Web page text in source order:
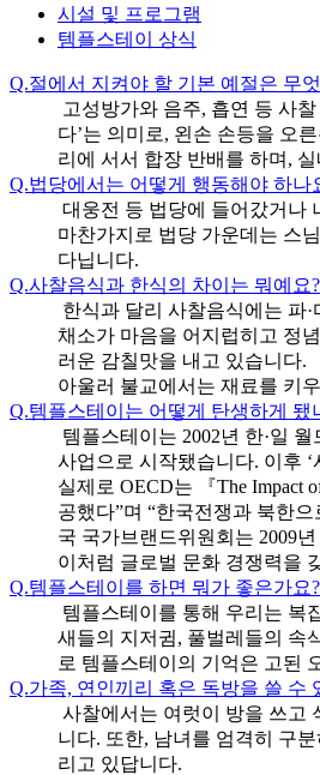
시설 및 프로그램
템플스테이 상식
Q.절에서 지켜야 할 기본 예절은 무
고성방가와 음주, 흡연 등 사
다’는 의미로, 왼손 손등을 오
리에 서서 합장 반배를 하며,
Q.법당에서는 어떻게 행동해야 하나
대웅전 등 법당에 들어갔거나
마찬가지로 법당 가운데는 스
다닙니다.
Q.사찰음식과 한식의 차이는 뭐예요?
한식과 달리 사찰음식에는 파
채소가 마음을 어지럽히고 정
러운 감칠맛을 내고 있습니다.
아울러 불교에서는 재료를 키
Q.템플스테이는 어떻게 탄생하게 됐
템플스테이는 2002년 한·일
사업으로 시작됐습니다. 이후
실제로 OECD는 『The Impact
공했다”며 “한국전쟁과 북한
국 국가브랜드위원회는 2009
이처럼 글로벌 문화 경쟁력을
Q.템플스테이를 하면 뭐가 좋은가요?
템플스테이를 통해 우리는 복
새들의 지저귐, 풀벌레들의 속
로 템플스테이의 기억은 고된
Q.가족, 연인끼리 혹은 독방을 쓸 수
사찰에서는 여럿이 방을 쓰고
니다. 또한, 남녀를 엄격히 구
리고 있답니다.